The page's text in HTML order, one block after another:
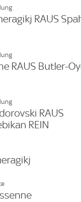
RAUS
RAUS Butler-
RAUS
REIN